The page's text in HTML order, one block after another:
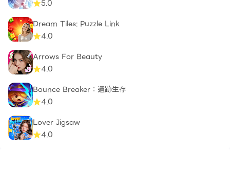
5.0
Dream Tiles: Puzzle Link​
4.0
Arrows For Beauty
4.0
Bounce Breaker：遺跡生存
4.0
Lover Jigsaw
4.0